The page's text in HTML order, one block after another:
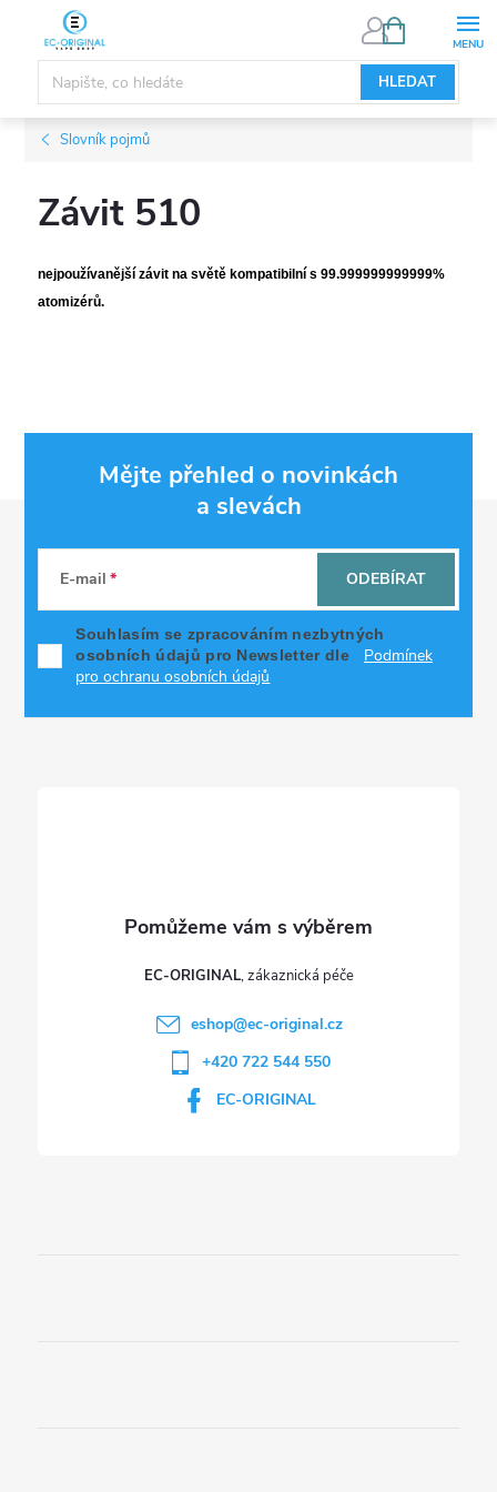
obsah
HLEDAT
NÁKUPNÍ
Slovník pojmů
Závit 510
nejpoužívanější závit na světě kompatibilní s 99.999999999999%
atomizérů.
Mějte přehled o novinkách
a slevách
E-mail
Souhlasím se zpracováním nezbytných
osobních údajů pro Newsletter dle
Podmínek
pro ochranu osobních údajů
ODEBÍRAT
EC-ORIGINAL
eshop@ec-original.cz
+420 722 544 550
EC-ORIGINAL